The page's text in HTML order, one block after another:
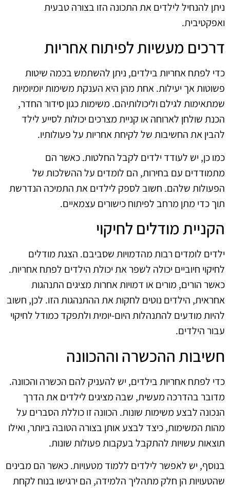
ניתן להנחיל לילדים את התכונה הזו בצורה טבעית
ואפקטיבית.
דרכים מעשיות לפיתוח אחריות
כדי לפתח אחריות בילדים, ניתן להשתמש בכמה שיטות
פשוטות אך יעילות. אחת מהן היא הענקת משימות יומיומיות
שמתאימות לגילם וליכולותיהם. משימות כגון סידור החדר,
הכנת שולחן לארוחה או קניית מצרכים יכולות לסייע לילד
להבין את החשיבות של לקיחת אחריות על פעולותיו.
כמו כן, יש לעודד ילדים לקבל החלטות. כאשר הם
מתמודדים עם בחירות, הם לומדים על ההשלכות של
הפעולות שלהם. חשוב לספק לילדים את התמיכה הנדרשת
תוך כדי מתן מרחב לפיתוח כישורים עצמאיים.
הקניית מודלים לחיקוי
ילדים לומדים רבות מהדמויות שסביבם. הצגת מודלים
לחיקוי חיוביים יכולה לשפר את יכולת הילדים לפתח אחריות.
כאשר הורים, מורים או דמויות אחרות מציגים התנהגות
אחראית, הילדים נוטים לחקות את ההתנהגות הזו. לכן, חשוב
להיות מודעים להתנהלות היום-יומית ולתפקד כמודל לחיקוי
עבור הילדים.
חשיבות ההכשרה וההכוונה
כדי לפתח אחריות בילדים, יש להעניק להם הכשרה והכוונה.
מדובר בהדרכה מעשית, שבה מציגים לילדים את הדרך
הנכונה לבצע משימות שונות. הכוונה זו כוללת הסברים על
מהות המשימות, כיצד לבצע אותן בצורה הטובה ביותר, ואילו
תוצאות עשויות להתקבל בעקבות פעולות שונות.
בנוסף, יש לאפשר לילדים ללמוד מטעויות. כאשר הם מבינים
שהטעויות הן חלק מתהליך הלמידה, הם ירגישו בנוח לקחת